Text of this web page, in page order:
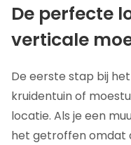
De perfecte
verticale
De eerste stap bij
kruidentuin of
locatie. Als je een
het getroffen omdat